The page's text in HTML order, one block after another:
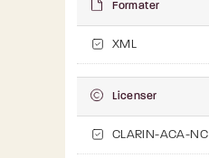
Formater
XML
Licenser
CLARIN-ACA-NC